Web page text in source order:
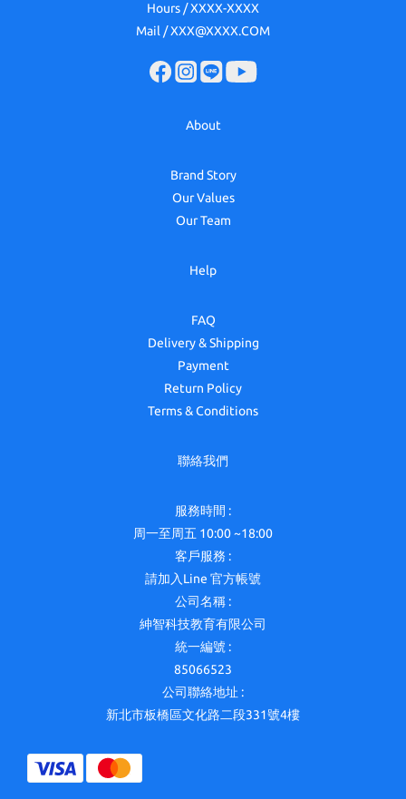
Hours / XXXX-XXXX
Mail / XXX@XXXX.COM
About
Brand Story
Our Values
Our Team
Help
FAQ
Delivery & Shipping
Payment
Return Policy
Terms & Conditions
聯絡我們
服務時間 :
周一至周五 10:00 ~18:00
客戶服務 :
請加入Line 官方帳號
公司名稱 :
紳智科技教育有限公司
統一編號 :
85066523
公司聯絡地址 :
新北市板橋區文化路二段331號4樓